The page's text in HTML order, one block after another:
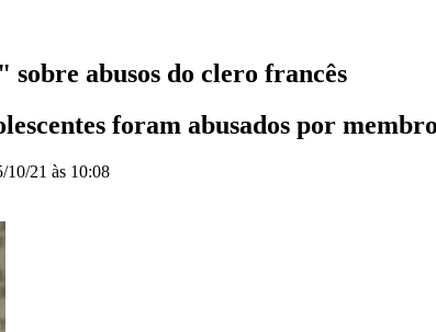
abusos do clero francês
foram abusados por
10/21 às 10:08